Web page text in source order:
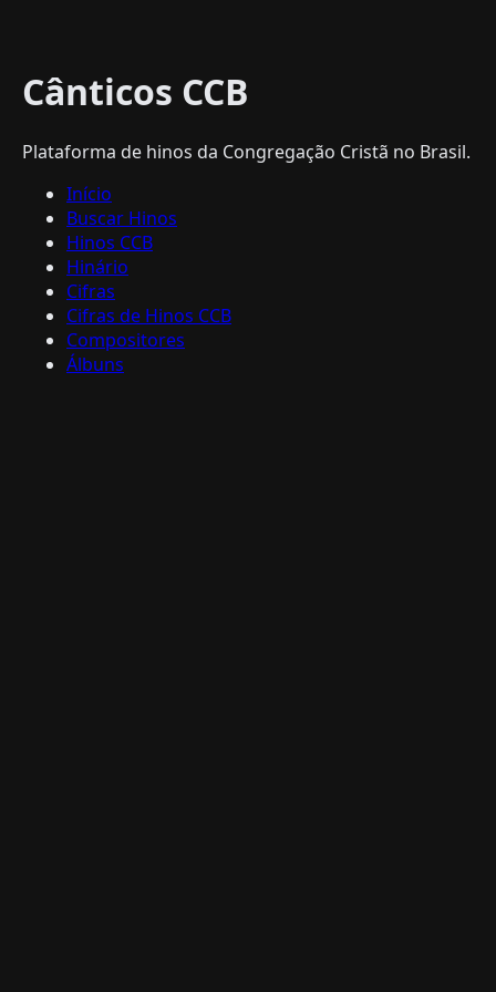
Cânticos CCB
Plataforma de hinos da Congregação Cristã no Brasil.
Início
Buscar Hinos
Hinos CCB
Hinário
Cifras
Cifras de Hinos CCB
Compositores
Álbuns